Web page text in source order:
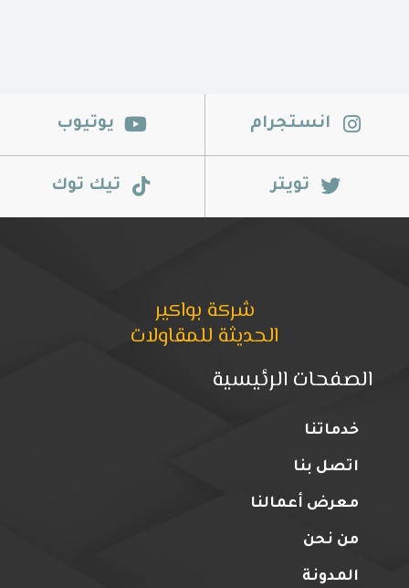
انستجرام يوتيوب
تويتر تيك توك
شركة بواكير
الحديثة للمقاولات
الصفحات الرئيسية
خدماتنا
اتصل بنا
معرض أعمالنا
من نحن
المدونة